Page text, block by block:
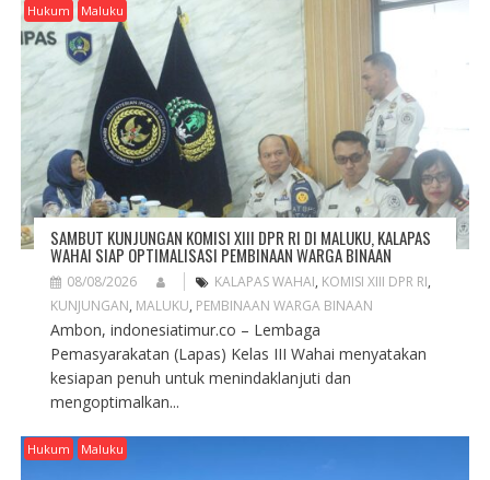
A
T
N
Hukum Maluku
SAMBUT KUNJUNGAN KOMISI XIII DPR RI DI MALUKU, KALAPAS
WAHAI SIAP OPTIMALISASI PEMBINAAN WARGA BINAAN
08/08/2026 KALAPAS WAHAI, KOMISI XIII DPR RI,
KUNJUNGAN, MALUKU, PEMBINAAN WARGA BINAAN
Ambon, indonesiatimur.co – Lembaga
Pemasyarakatan (Lapas) Kelas III Wahai menyatakan
kesiapan penuh untuk menindaklanjuti dan
mengoptimalkan...
Hukum Maluku